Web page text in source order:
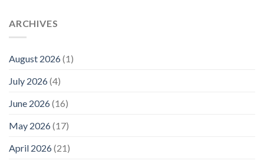
ARCHIVES
August 2026(1)
July 2026(4)
June 2026(16)
May 2026(17)
April 2026(21)